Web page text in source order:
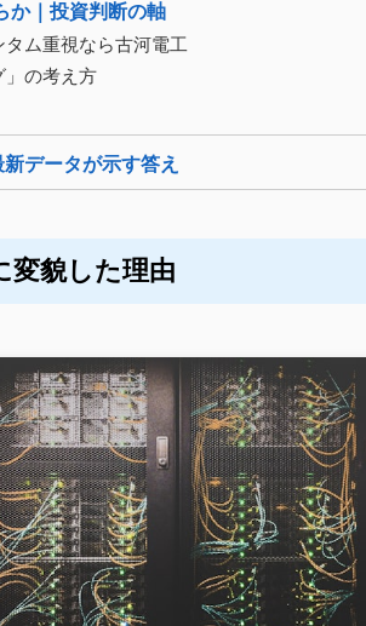
｜投資判断の軸
ム重視なら古河電工
」の考え方
データが示す答え
貌した理由